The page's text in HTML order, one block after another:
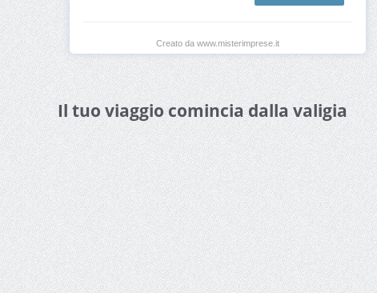
Creato da www.misterimprese.it
Il tuo viaggio comincia dalla valigia